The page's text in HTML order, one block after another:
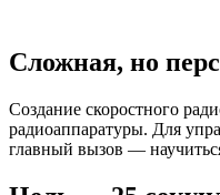
Сложная, но
Создание скоростного
радиоаппаратуры. Для
главный вызов —